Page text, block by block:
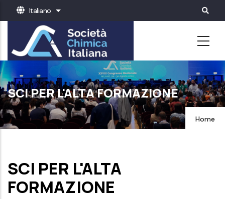
Salta
contenuto
principale
Italiano Mostra ulteriori azioni
SCI PER L'ALTA FORMAZIONE
Home
SCI PER L'ALTA
FORMAZIONE